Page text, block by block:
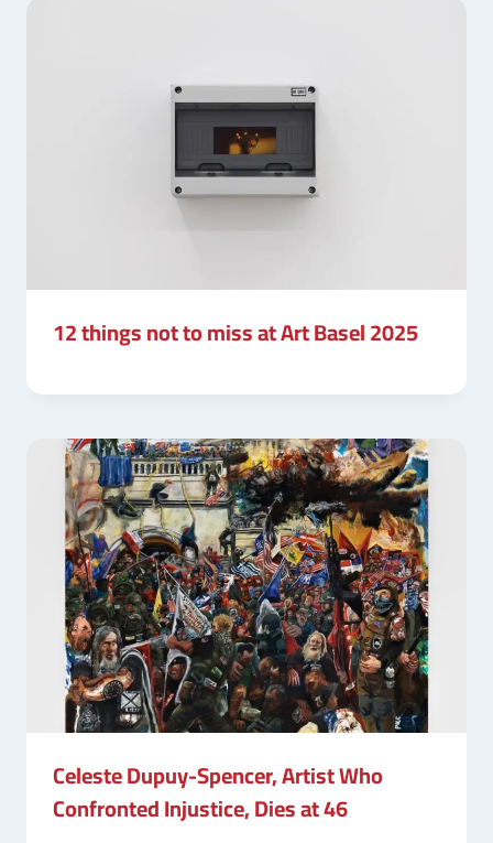
12 things not to miss at Art Basel 2025
Celeste Dupuy-Spencer, Artist Who
Confronted Injustice, Dies at 46